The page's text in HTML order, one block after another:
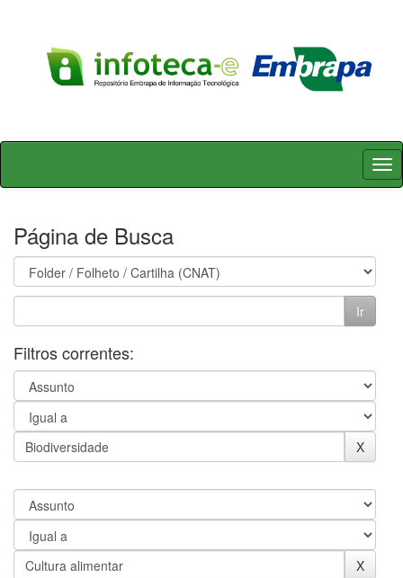
Skip
Página de Busca
Filtros correntes: